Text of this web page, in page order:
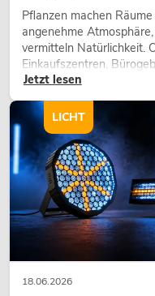
Pflanzen machen
angenehme
vermitteln Natürlichkeit.
Einkaufszentren,
eine hochwertige
modernen Raumkonzept.
Jetzt lesen
18.06.2026
LICHT